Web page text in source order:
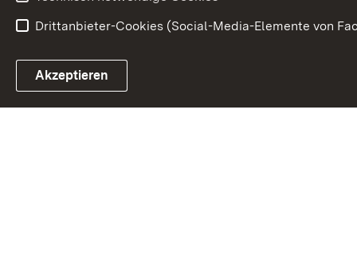
Link zum Landesportal
Drittanbieter-Cookies (Social-Media-Elemente von
Akzeptieren